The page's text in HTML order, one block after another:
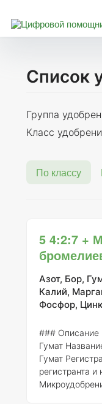
Список
Группа
Класс
По классу
5 4:2:7 +
Азот, Бор,
Калий,
Фосфор, Цинк
### Описание
Гумат
Гумат
регистранта и